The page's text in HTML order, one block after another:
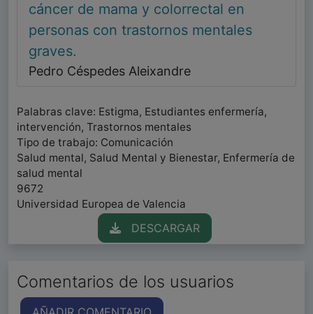
cáncer de mama y colorrectal en
personas con trastornos mentales
graves.
Pedro Céspedes Aleixandre
Palabras clave: Estigma, Estudiantes enfermería,
intervención, Trastornos mentales
Tipo de trabajo: Comunicación
Salud mental, Salud Mental y Bienestar, Enfermería de
salud mental
9672
Universidad Europea de Valencia
DESCARGAR
Comentarios de los usuarios